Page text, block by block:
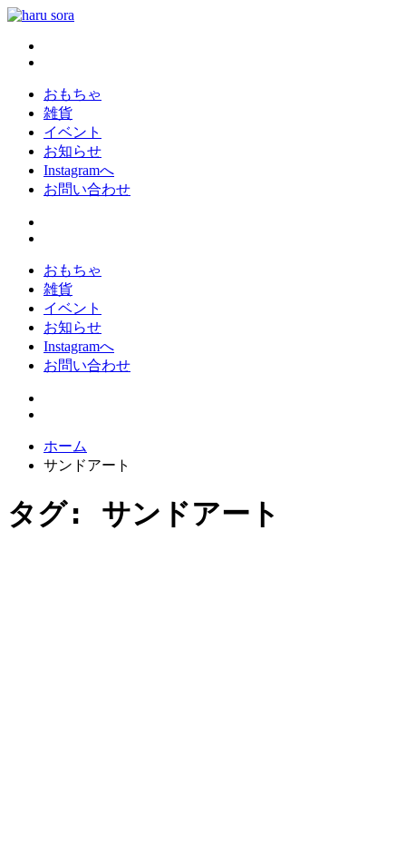
コ
haru sora
新しいharusoraもよろしくおねがいします
おもちゃ
雑貨
イベント
お知らせ
Instagramへ
お問い合わせ
おもちゃ
雑貨
イベント
お知らせ
Instagramへ
お問い合わせ
ホーム
サンドアート
タグ: サンドアート